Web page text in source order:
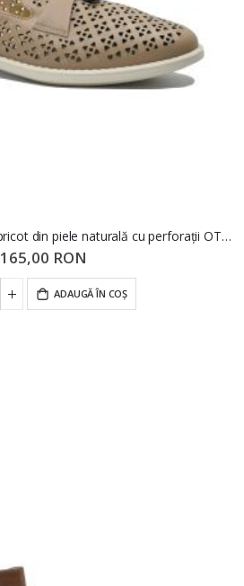
Pantofi casual Karisma, apricot din piele naturală cu perforații OTR60019
165,00 RON
ADAUGĂ ÎN COȘ